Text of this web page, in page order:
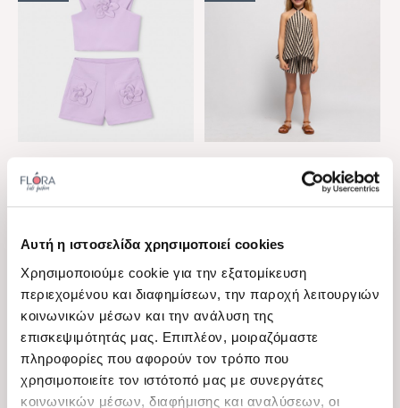
Αυτή η ιστοσελίδα χρησιμοποιεί cookies
Χρησιμοποιούμε cookie για την εξατομίκευση
περιεχομένου και διαφημίσεων, την παροχή λειτουργιών
κοινωνικών μέσων και την ανάλυση της
επισκεψιμότητάς μας. Επιπλέον, μοιραζόμαστε
πληροφορίες που αφορούν τον τρόπο που
χρησιμοποιείτε τον ιστότοπό μας με συνεργάτες
κοινωνικών μέσων, διαφήμισης και αναλύσεων, οι
View
Παιδικό σετ με σορτς για
2 Ε, 7 Ε, 9 Ε
46,00 €32,20 €
View
Alice
Παιδικό σετ με σορτς για
5 Ε, 6 Ε, 10 Ε
48,00 € 33,60 €
-50% -30%